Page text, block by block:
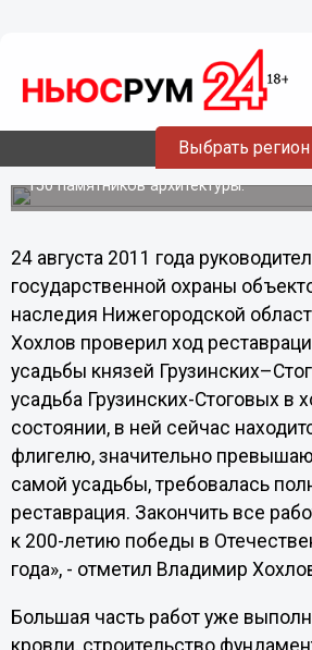
Выбрать регион
25.08.201104:23
Усадьба князей
отреставрирована к
Всего за последние 3 года в регионе
150 памятников архитектуры.
24 августа 2011 года
государственной охраны
наследия Нижегородской
Хохлов проверил ход
усадьбы князей
усадьба Грузинских-Стоговых в
состоянии, в ней сейчас
флигелю, значительно
самой усадьбы, требовалась
реставрация. Закончить все
к 200-летию победы в
года», - отметил Владимир
Большая часть работ уже
кровли, строительство